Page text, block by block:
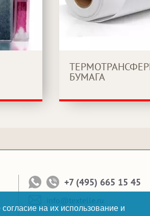
БУМАГА
+7 (495) 665 15 45
на их использование и